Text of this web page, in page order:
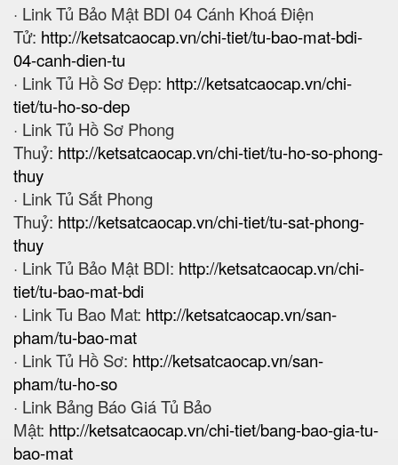
· Link Tủ Bảo Mật BDI 04 Cánh Khoá Điện
Tử: http://ketsatcaocap.vn/chi-tiet/tu-bao-mat-bdi-
04-canh-dien-tu
· Link Tủ Hồ Sơ Đẹp: http://ketsatcaocap.vn/chi-
tiet/tu-ho-so-dep
· Link Tủ Hồ Sơ Phong
Thuỷ: http://ketsatcaocap.vn/chi-tiet/tu-ho-so-phong-
thuy
· Link Tủ Sắt Phong
Thuỷ: http://ketsatcaocap.vn/chi-tiet/tu-sat-phong-
thuy
· Link Tủ Bảo Mật BDI: http://ketsatcaocap.vn/chi-
tiet/tu-bao-mat-bdi
· Link Tu Bao Mat: http://ketsatcaocap.vn/san-
pham/tu-bao-mat
· Link Tủ Hồ Sơ: http://ketsatcaocap.vn/san-
pham/tu-ho-so
· Link Bảng Báo Giá Tủ Bảo
Mật: http://ketsatcaocap.vn/chi-tiet/bang-bao-gia-tu-
bao-mat